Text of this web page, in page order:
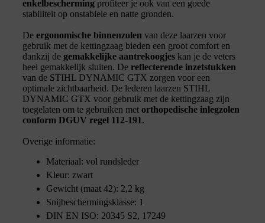
enkelbescherming profiteer je ook van een goede
stabiliteit op onstabiele en natte gronden.
De ergonomische binnenzolen van deze laarzen voor
gebruik met de kettingzaag bieden een groot comfort en
dankzij de gemakkelijke aantrekoogjes kan je de veters
heel gemakkelijk sluiten. De reflecterende inzetstukken
van de STIHL DYNAMIC GTX zorgen voor een
optimale zichtbaarheid. De lederen laarzen STIHL
DYNAMIC GTX voor gebruik met de kettingzaag zijn
toegelaten om te gebruiken met orthopedische inlegzolen
conform DGUV regel 112-191.
Overige informatie:
Materiaal: vol rundsleder
Kleur: zwart
Gewicht (maat 42): 2,2 kg
Snijbeschermingsklasse: 1
DIN EN ISO: 20345 S2, 17249